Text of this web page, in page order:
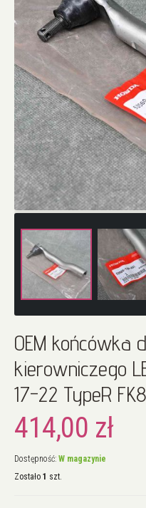
na
początek
galerii
OEM końcówka
kierowniczego
17-22 TypeR
414,00 zł
Dostępność: W magazynie
Zostało 1 szt.